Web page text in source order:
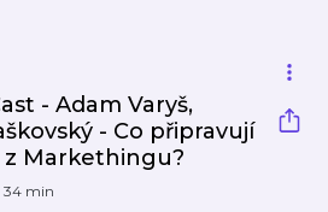
- Adam Varyš,
- Co připravují
Markethingu?
34 min